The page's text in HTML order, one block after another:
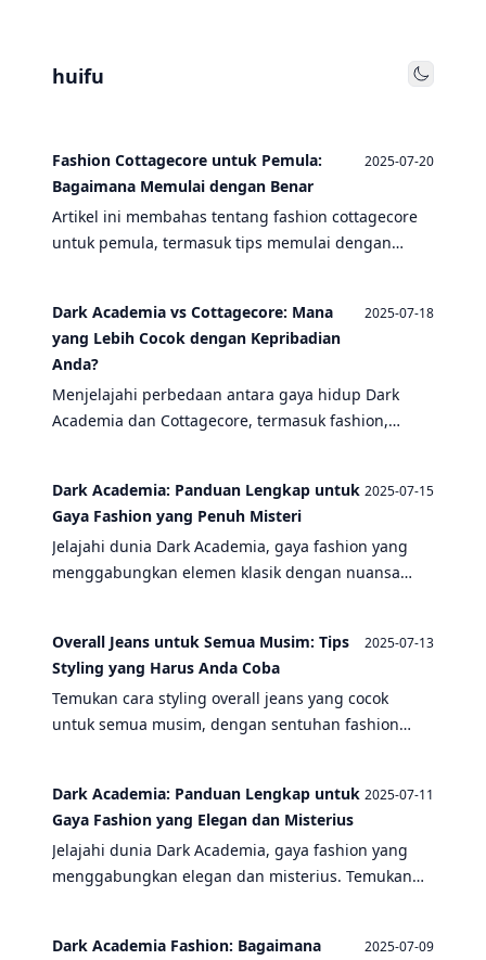
huifu Toggle
Fashion Cottagecore untuk Pemula:
Bagaimana Memulai dengan Benar
2025-07-20
Artikel ini membahas tentang fashion cottagecore
untuk pemula, termasuk tips memulai dengan
academia dan overall jeans.
Dark Academia vs Cottagecore: Mana
yang Lebih Cocok dengan Kepribadian
Anda?
2025-07-18
Menjelajahi perbedaan antara gaya hidup Dark
Academia dan Cottagecore, termasuk fashion,
Dark Academia: Panduan Lengkap untuk
Gaya Fashion yang Penuh Misteri
2025-07-15
Jelajahi dunia Dark Academia, gaya fashion yang
menggabungkan elemen klasik dengan nuansa
gaya ini.
Overall Jeans untuk Semua Musim: Tips
Styling yang Harus Anda Coba
2025-07-13
Temukan cara styling overall jeans yang cocok
untuk semua musim, dengan sentuhan fashion
jeans dengan gaya Anda.
Dark Academia: Panduan Lengkap untuk
Gaya Fashion yang Elegan dan Misterius
2025-07-11
Jelajahi dunia Dark Academia, gaya fashion yang
menggabungkan elegan dan misterius. Temukan
Dark Academia Fashion: Bagaimana
2025-07-09